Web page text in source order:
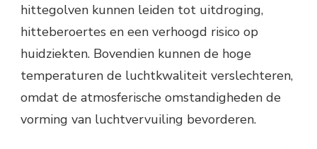
hittegolven kunnen leiden tot uitdroging,
hitteberoertes en een verhoogd risico op
huidziekten. Bovendien kunnen de hoge
temperaturen de luchtkwaliteit verslechteren,
omdat de atmosferische omstandigheden de
vorming van luchtvervuiling bevorderen.